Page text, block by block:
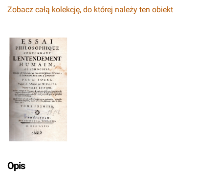
Zobacz całą kolekcję, do której należy ten obiekt
Opis